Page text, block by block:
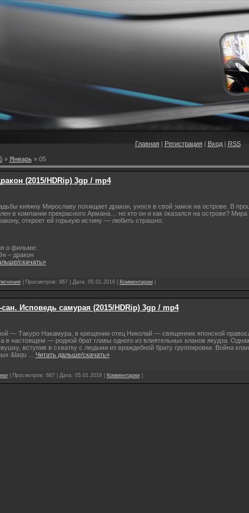
Главная| Регистрация| Вход| RSS
» Январь » 05
(2015/HDRip) 3gp / mp4
княжну Мирославу похищает дракон, унося в свой замок на острове. В
в компании прекрасного Армана… но кто он и как оказался на острове?
откроет ей горькую истину — любить страшно.
о фильме:
– дракон
скачать»
| Просмотров: 967 | Дата: 05.01.2016| Комментарии|
Исповедь самурая (2015/HDRip) 3gp / mp4
— Такуро Накамура, в крещении отец Николай — священник японской
в настоящем — родной брат главы одного из влиятельных кланов якудза.
вступив в схватку с людьми из враждебной брату группировки. Война
&laqu
Читать дальше/скачать»
| Просмотров: 687 | Дата: 05.01.2016| Комментарии|